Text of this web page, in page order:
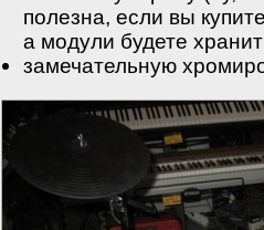
полезна, если вы
а модули будете
замечательную